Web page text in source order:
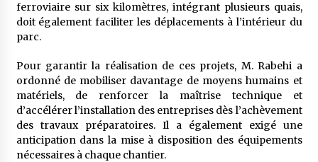
ferroviaire sur six kilomètres, intégrant plusieurs quais,
doit également faciliter les déplacements à l’intérieur du
parc.
Pour garantir la réalisation de ces projets, M. Rabehi a
ordonné de mobiliser davantage de moyens humains et
matériels, de renforcer la maîtrise technique et
d’accélérer l’installation des entreprises dès l’achèvement
des travaux préparatoires. Il a également exigé une
anticipation dans la mise à disposition des équipements
nécessaires à chaque chantier.